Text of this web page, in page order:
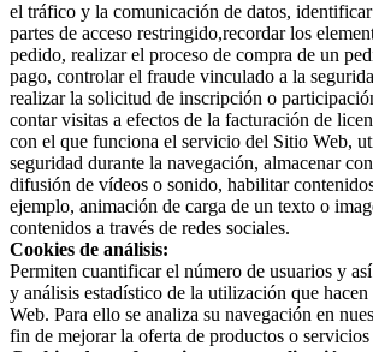
el tráfico y la comunicación de datos, identificar
partes de acceso restringido,recordar los
pedido, realizar el proceso de compra de un
pago, controlar el fraude vinculado a la
realizar la solicitud de inscripción o
contar visitas a efectos de la facturación de
con el que funciona el servicio del Sitio Web,
seguridad durante la navegación, almacenar
difusión de vídeos o sonido, habilitar
ejemplo, animación de carga de un texto o
contenidos a través de redes sociales.
Cookies de análisis:
Permiten cuantificar el número de usuarios y
y análisis estadístico de la utilización que
Web. Para ello se analiza su navegación en
fin de mejorar la oferta de productos o